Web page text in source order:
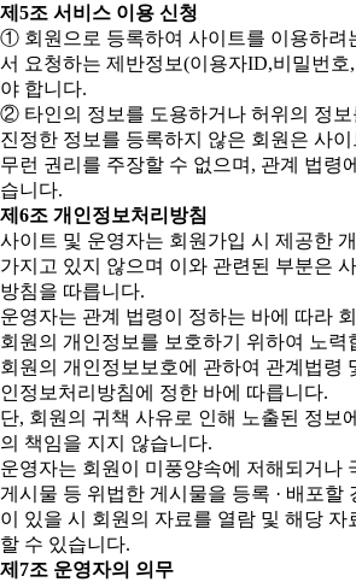
제5조 서비스 이용 신청
① 회원으로 등록하여 사이트를 이용하려
서 요청하는 제반정보(이용자ID,비밀번호
야 합니다.
② 타인의 정보를 도용하거나 허위의 정보
진정한 정보를 등록하지 않은 회원은 사
무런 권리를 주장할 수 없으며, 관계 법령
습니다.
제6조 개인정보처리방침
사이트 및 운영자는 회원가입 시 제공한
가지고 있지 않으며 이와 관련된 부분은
방침을 따릅니다.
운영자는 관계 법령이 정하는 바에 따라
회원의 개인정보를 보호하기 위하여 노력
회원의 개인정보보호에 관하여 관계법령
인정보처리방침에 정한 바에 따릅니다.
단, 회원의 귀책 사유로 인해 노출된 정보
의 책임을 지지 않습니다.
운영자는 회원이 미풍양속에 저해되거나
게시물 등 위법한 게시물을 등록 · 배포할
이 있을 시 회원의 자료를 열람 및 해당 자
할 수 있습니다.
제7조 운영자의 의무